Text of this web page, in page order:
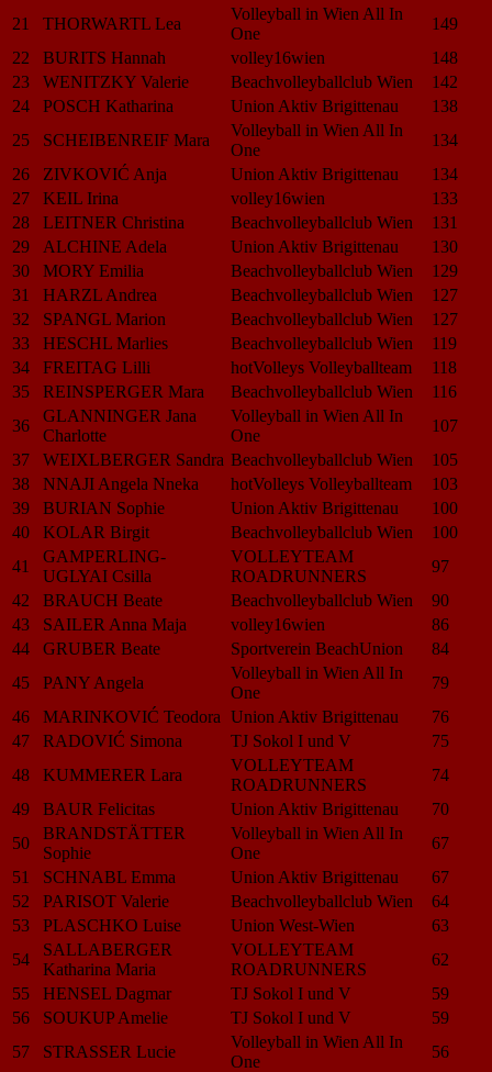
21 THORWARTL Lea
Volleyball in Wien All In
One
149
22
BURITS Hannah volley16wien
148
23
WENITZKY Valerie Beachvolleyballclub Wien
142
24
POSCH Katharina Union Aktiv Brigittenau
138
25
SCHEIBENREIF Mara
Volleyball in Wien All In
One
134
26
ZIVKOVIĆ Anja Union Aktiv Brigittenau
134
27
KEIL Irina volley16wien
133
28
LEITNER Christina Beachvolleyballclub Wien
131
29
ALCHINE Adela Union Aktiv Brigittenau
130
30
MORY Emilia Beachvolleyballclub Wien
129
31
HARZL Andrea Beachvolleyballclub Wien
127
32
SPANGL Marion Beachvolleyballclub Wien
127
33
HESCHL Marlies Beachvolleyballclub Wien
119
34
FREITAG Lilli hotVolleys Volleyballteam
118
35
REINSPERGER Mara Beachvolleyballclub Wien
116
36
GLANNINGER Jana
Charlotte
Volleyball in Wien All In
One
107
37
WEIXLBERGER Sandra Beachvolleyballclub Wien
105
38
NNAJI Angela Nneka hotVolleys Volleyballteam
103
39
BURIAN Sophie Union Aktiv Brigittenau
100
40
KOLAR Birgit Beachvolleyballclub Wien
100
41
GAMPERLING-
UGLYAI Csilla
VOLLEYTEAM
ROADRUNNERS
97
42
BRAUCH Beate Beachvolleyballclub Wien
90
43
SAILER Anna Maja volley16wien
86
44
GRUBER Beate Sportverein BeachUnion
84
45
PANY Angela
Volleyball in Wien All In
One
79
46
MARINKOVIĆ Teodora Union Aktiv Brigittenau
76
47
RADOVIĆ Simona TJ Sokol I und V
75
48
KUMMERER Lara
VOLLEYTEAM
ROADRUNNERS
74
49
BAUR Felicitas Union Aktiv Brigittenau
70
50
BRANDSTÄTTER
Sophie
Volleyball in Wien All In
One
67
51
SCHNABL Emma Union Aktiv Brigittenau
67
52
PARISOT Valerie Beachvolleyballclub Wien
64
53
PLASCHKO Luise Union West-Wien
63
54
SALLABERGER
Katharina Maria
VOLLEYTEAM
ROADRUNNERS
62
55
HENSEL Dagmar TJ Sokol I und V
59
56
SOUKUP Amelie TJ Sokol I und V
59
57
STRASSER Lucie
Volleyball in Wien All In
One
56